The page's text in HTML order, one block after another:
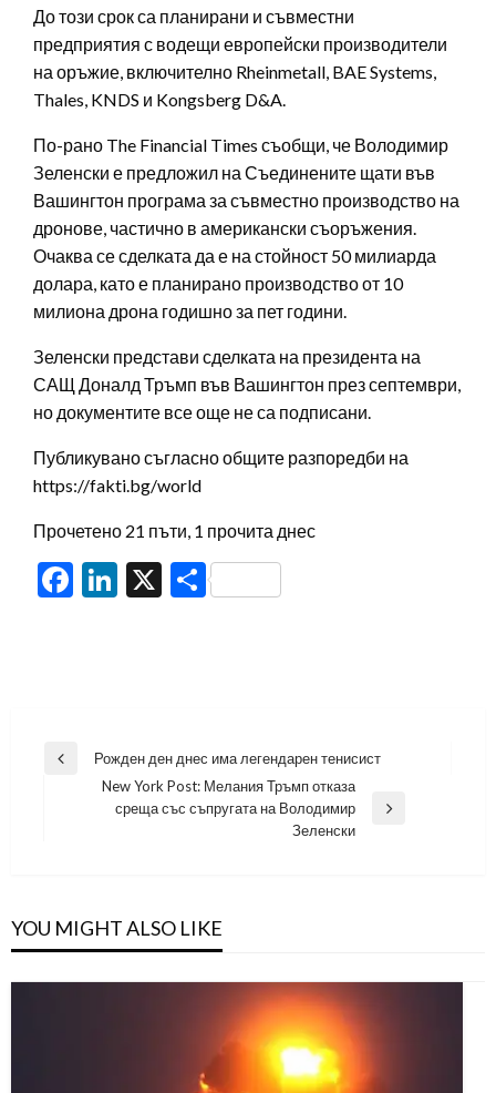
До този срок са планирани и съвместни
предприятия с водещи европейски производители
на оръжие, включително Rheinmetall, BAE Systems,
Thales, KNDS и Kongsberg D&A.
По-рано The Financial Times съобщи, че Володимир
Зеленски е предложил на Съединените щати във
Вашингтон програма за съвместно производство на
дронове, частично в американски съоръжения.
Очаква се сделката да е на стойност 50 милиарда
долара, като е планирано производство от 10
милиона дрона годишно за пет години.
Зеленски представи сделката на президента на
САЩ Доналд Тръмп във Вашингтон през септември,
но документите все още не са подписани.
Публикувано съгласно общите разпоредби на
https://fakti.bg/world
Прочетено 21 пъти, 1 прочита днес
Facebook
LinkedIn
X Share
Навигация
Previous
Рожден ден днес има легендарен тенисист
New York Post: Мелания Тръмп отказа
среща със съпругата на Володимир
Зеленски
YOU MIGHT ALSO LIKE